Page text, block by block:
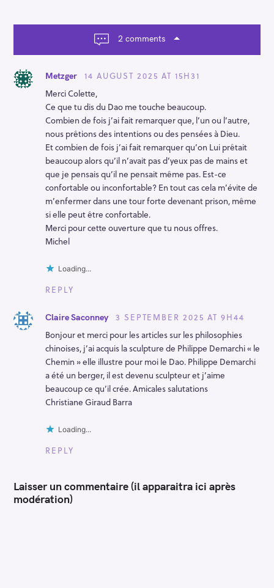
a
n
2 comments
Metzger
14 AUGUST 2025 AT 15H31
Merci Colette,
Ce que tu dis du Dao me touche beaucoup.
Combien de fois j’ai fait remarquer que, l’un ou l’autre,
nous prêtions des intentions ou des pensées à Dieu.
Et combien de fois j’ai fait remarquer qu’on Lui prêtait
beaucoup alors qu’il n’avait pas d’yeux pas de mains et
que je pensais qu’il ne pensait même pas. Est-ce
confortable ou inconfortable? En tout cas cela m’évite de
m’enfermer dans une tour forte devenant prison, même
si elle peut être confortable.
Merci pour cette ouverture que tu nous offres.
Michel
Loading...
REPLY
Claire Saconney
3 SEPTEMBER 2025 AT 9H44
Bonjour et merci pour les articles sur les philosophies
chinoises, j’ai acquis la sculpture de Philippe Demarchi « le
Chemin » elle illustre pour moi le Dao. Philippe Demarchi
a été un berger, il est devenu sculpteur et j’aime
beaucoup ce qu’il crée. Amicales salutations
Christiane Giraud Barra
Loading...
REPLY
Laisser un commentaire (il apparaitra ici après
modération)